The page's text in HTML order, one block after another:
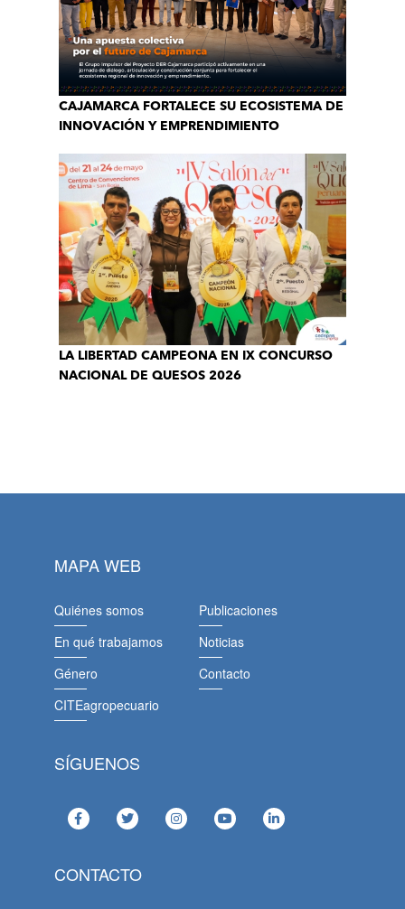
CAJAMARCA FORTALECE SU ECOSISTEMA DE
INNOVACIÓN Y EMPRENDIMIENTO
LA LIBERTAD CAMPEONA EN IX CONCURSO
NACIONAL DE QUESOS 2026
MAPA WEB
Quiénes somos
En qué trabajamos
Género
CITEagropecuario
Publicaciones
Noticias
Contacto
SÍGUENOS
CONTACTO